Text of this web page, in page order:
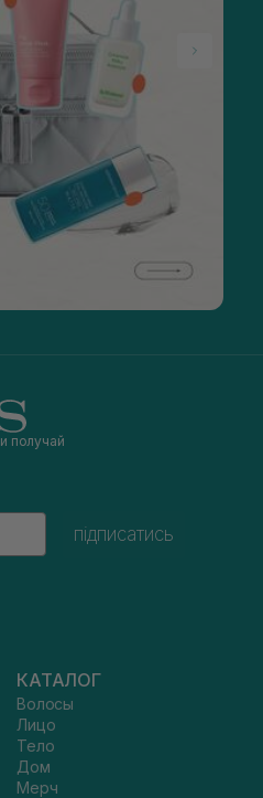
и получай
підписатись
КАТАЛОГ
Волосы
Лицо
Тело
Дом
Мерч